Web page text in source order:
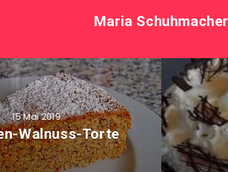
Maria Schuhmacher
15 Mai 2019
Walnuss-Torte